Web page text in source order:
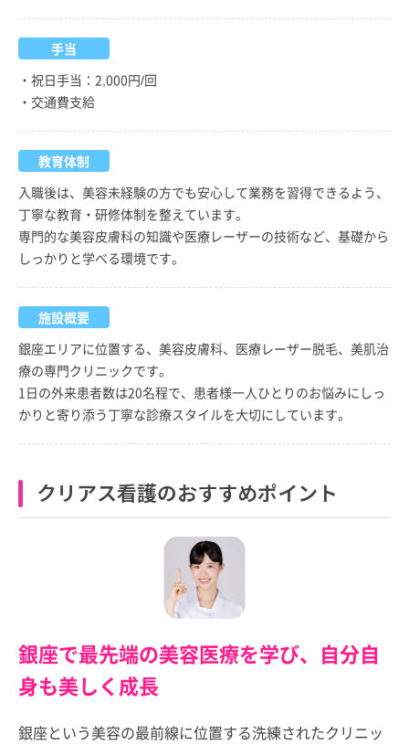
手当
・祝日手当：2,000円/回
・交通費支給
教育体制
入職後は、美容未経験の方でも安心して業務を習得できるよう、
丁寧な教育・研修体制を整えています。
専門的な美容皮膚科の知識や医療レーザーの技術など、基礎から
しっかりと学べる環境です。
施設概要
銀座エリアに位置する、美容皮膚科、医療レーザー脱毛、美肌治
療の専門クリニックです。
1日の外来患者数は20名程で、患者様一人ひとりのお悩みにしっ
かりと寄り添う丁寧な診療スタイルを大切にしています。
クリアス看護のおすすめポイント
銀座で最先端の美容医療を学び、自分自
身も美しく成長
銀座という美容の最前線に位置する洗練されたクリニッ